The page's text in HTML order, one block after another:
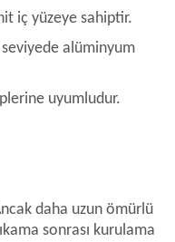
iç yüzeye sahiptir.
alüminyum
uyumludur.
daha uzun ömürlü
sonrası kurulama